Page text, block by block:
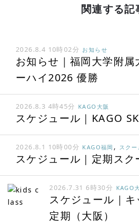
ン
関連する記
2026.8.4 10時02分 お知らせ
お知らせ｜福岡大学附属
ーハイ2026 優勝
2026.8.3 4時45分 KAGO大阪
スケジュール｜KAGO
2026.8.1 10時00分 KAGO福岡 , スク
スケジュール｜定期スク
2026.7.31 6時30分 KAGO
スケジュール｜
定期（大阪）